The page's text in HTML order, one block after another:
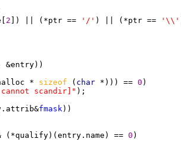
2 ]) || (*ptr == '/' ) || (*ptr == '\\'
* sizeof ( char *))) == 0
scandir]"
fmask
(*qualify)(entry.name) == 0